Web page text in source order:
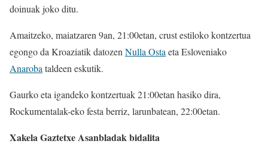
doinuak joko ditu.
Amaitzeko, maiatzaren 9an, 21:00etan, crust estiloko kontzertua
egongo da Kroaziatik datozen Nulla Osta eta Esloveniako
Anaroba taldeen eskutik.
Gaurko eta igandeko kontzertuak 21:00etan hasiko dira,
Rockumentalak-eko festa berriz, larunbatean, 22:00etan.
Xakela Gaztetxe Asanbladak bidalita